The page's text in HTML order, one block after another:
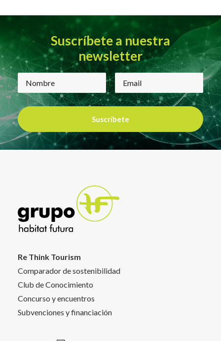
Suscríbete a nuestra
newsletter
Re Think Tourism
Comparador de sostenibilidad
Club de Conocimiento
Concurso y encuentros
Subvenciones y financiación